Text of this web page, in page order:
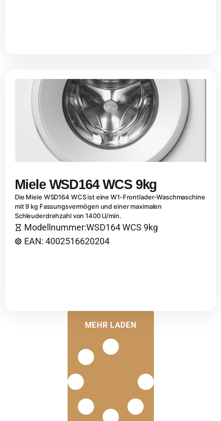
Miele WSD164 WCS 9kg
Die Miele WSD164 WCS ist eine W1-Frontlader-Waschmaschine
mit 9 kg Fassungsvermögen und einer maximalen
Schleuderdrehzahl von 1400 U/min.
Modellnummer:WSD164 WCS 9kg
EAN: 4002516620204
MEHR LADEN